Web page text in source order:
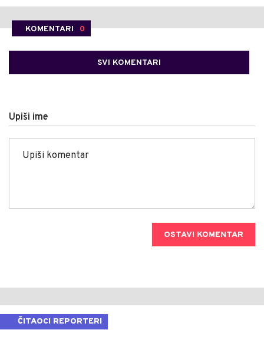
KOMENTARI 0
SVI KOMENTARI
Upiši ime
OSTAVI KOMENTAR
ČITAOCI REPORTERI